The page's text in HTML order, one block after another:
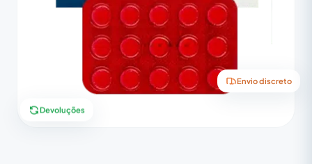
Envio discreto
Devoluções